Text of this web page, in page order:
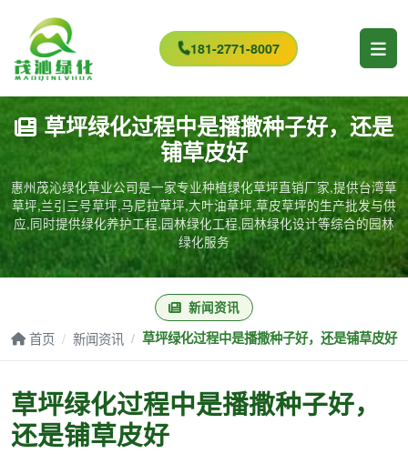
181-2771-8007
草坪绿化过程中是播撒种子好，还是
铺草皮好
惠州茂沁绿化草业公司是一家专业种植绿化草坪直销厂家,提供台湾草
草坪,兰引三号草坪,马尼拉草坪,大叶油草坪,草皮草坪的生产批发与供
应,同时提供绿化养护工程,园林绿化工程,园林绿化设计等综合的园林
绿化服务
新闻资讯
首页 新闻资讯 草坪绿化过程中是播撒种子好，还是铺草皮好
草坪绿化过程中是播撒种子好，
还是铺草皮好